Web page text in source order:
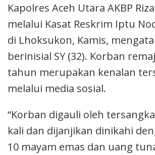
Kapolres Aceh Utara AKBP
melalui Kasat Reskrim Iptu
di Lhoksukon, Kamis,
berinisial SY (32). Korban
tahun merupakan kenalan
melalui media sosial.
“Korban digauli oleh
kali dan dijanjikan dinikahi
10 mayam emas dan uang